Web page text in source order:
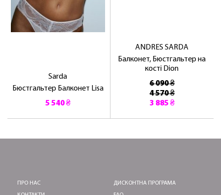
Sarda
Бюстгальтер Балконет Lisa
5 540 ₴
ANDRES SARDA
Балконет, Бюстгальтер на
кості Dion
6 090 ₴
4 570 ₴
3 885 ₴
ПРО НАС
ДИСКОНТНА ПРОГРАМА
ЛАСКАВО ПРОСИМО ДО
NOSOVSKI.COM! ПРИЙМІТЬ ВІД НАС
ПЕРШЕ ПОКУПКУ